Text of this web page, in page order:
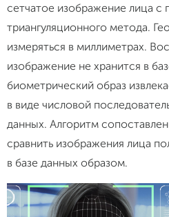
сетчатое изображение лица
триангуляционного метода.
измеряться в миллиметрах.
изображение не хранится в
биометрический образ
в виде числовой
данных. Алгоритм
сравнить изображения лица
в базе данных образом.